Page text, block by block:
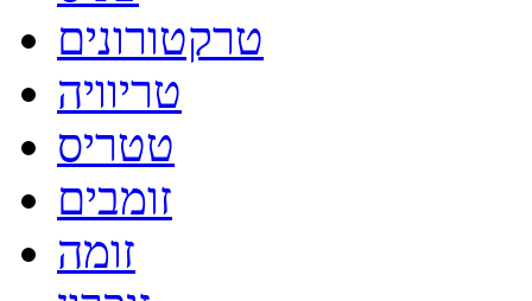
טרקטורונים
טריוויה
טטריס
זומבים
זומה